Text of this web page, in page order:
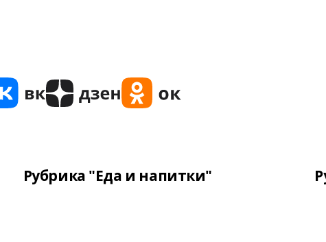
Рубрика "Еда и напитки"